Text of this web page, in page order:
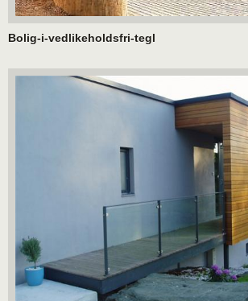
Bolig-i-vedlikeholdsfri-tegl